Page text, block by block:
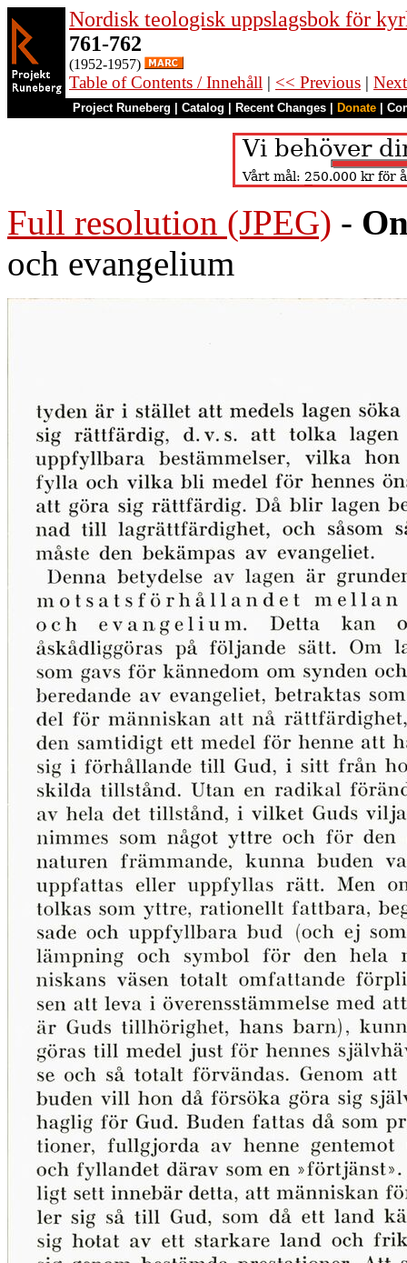
Nordisk teologisk uppslagsbok för
761-762
(1952-1957)
Table of Contents / Innehåll | << Previous |
Project Runeberg Catalog Recent Changes Donate
Full resolution (JPEG) -
och evangelium